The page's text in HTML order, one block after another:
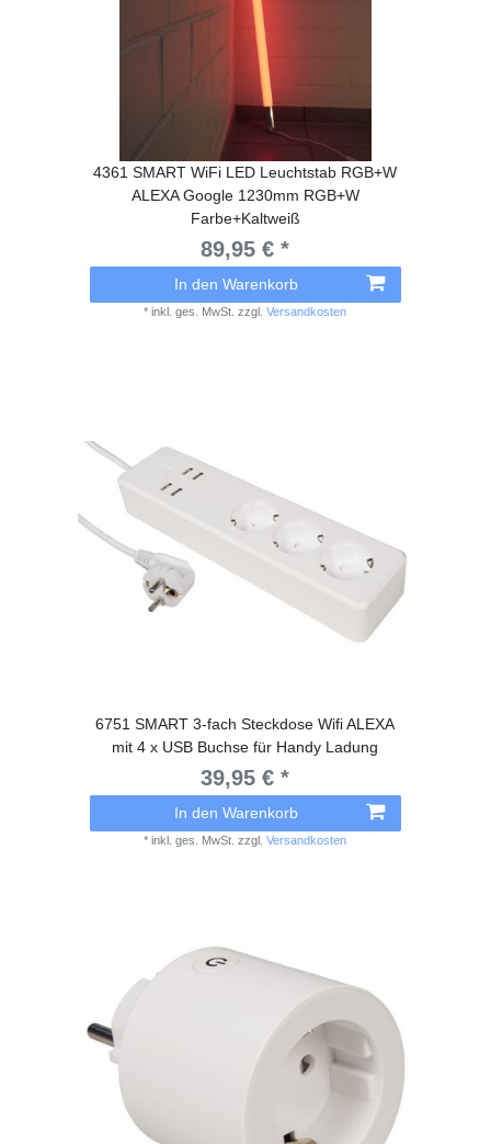
4361 SMART WiFi LED Leuchtstab RGB+W
ALEXA Google 1230mm RGB+W
Farbe+Kaltweiß
89,95 € *
In den Warenkorb
*inkl. ges. MwSt. zzgl.Versandkosten
6751 SMART 3-fach Steckdose Wifi ALEXA
mit 4 x USB Buchse für Handy Ladung
39,95 € *
In den Warenkorb
*inkl. ges. MwSt. zzgl.Versandkosten